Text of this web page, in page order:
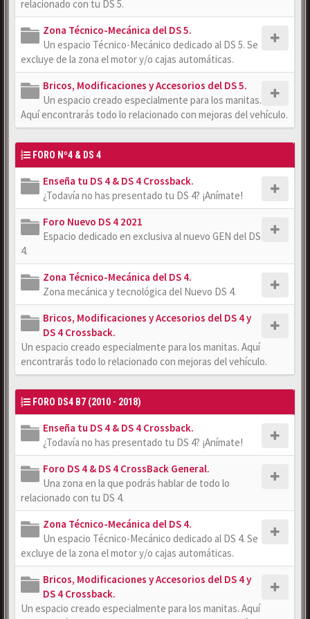
relacionado con tu DS 5.
Zona Técnico-Mecánica del DS 5.
Un espacio Técnico-Mecánico dedicado al DS 5. Se
excluye de la zona el motor y/o cajas automáticas.
Bricos, Modificaciones y Accesorios del DS 5.
Un espacio creado especialmente para los manitas.
Aquí encontrarás todo lo relacionado con mejoras del vehículo.
FORO Nº4 & DS 4
Enseña tu DS 4 & DS 4 Crossback.
¿Todavía no has presentado tu DS 4? ¡Anímate!
Foro Nuevo DS 4 2021
Espacio dedicado en exclusiva al nuevo GEN del DS
4.
Zona Técnico-Mecánica del DS 4.
Zona mecánica y tecnológica del Nuevo DS 4.
Bricos, Modificaciones y Accesorios del DS 4 y
DS 4 Crossback.
Un espacio creado especialmente para los manitas. Aquí
encontrarás todo lo relacionado con mejoras del vehículo.
FORO DS4 B7 (2010 - 2018)
Enseña tu DS 4 & DS 4 Crossback.
¿Todavía no has presentado tu DS 4? ¡Anímate!
Foro DS 4 & DS 4 CrossBack General.
Una zona en la que podrás hablar de todo lo
relacionado con tu DS 4.
Zona Técnico-Mecánica del DS 4.
Un espacio Técnico-Mecánico dedicado al DS 4. Se
excluye de la zona el motor y/o cajas automáticas.
Bricos, Modificaciones y Accesorios del DS 4 y
DS 4 Crossback.
Un espacio creado especialmente para los manitas. Aquí